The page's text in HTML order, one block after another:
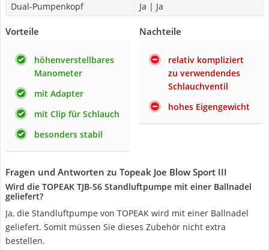
Dual-Pumpenkopf
Ja | Ja
Vorteile
höhenverstellbares
Manometer
mit Adapter
mit Clip für Schlauch
besonders stabil
Nachteile
relativ kompliziert
zu verwendendes
Schlauchventil
hohes Eigengewicht
Fragen und Antworten zu Topeak Joe Blow Sport III
Wird die TOPEAK TJB-S6 Standluftpumpe mit einer Ballnadel
geliefert?
Ja, die Standluftpumpe von TOPEAK wird mit einer Ballnadel
geliefert. Somit müssen Sie dieses Zubehör nicht extra
bestellen.